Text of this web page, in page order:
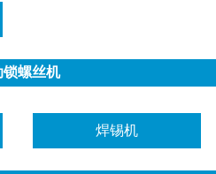
锁螺丝机
焊锡机